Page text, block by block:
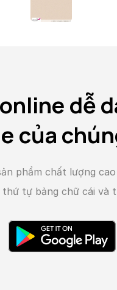
dễ
của
phẩm chất lượng
tự bảng chữ cái và